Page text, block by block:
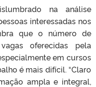
na análise
interessadas nos
que o número de
oferecidas pela
em cursos
é mais difícil. “Claro
ampla e integral,